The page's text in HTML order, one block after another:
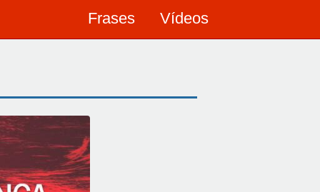
Frases Vídeos